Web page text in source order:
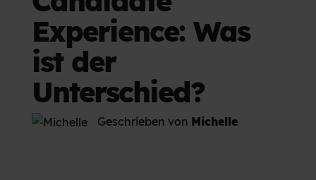
Experience: Was
ist der
Unterschied?
Geschrieben von Michelle